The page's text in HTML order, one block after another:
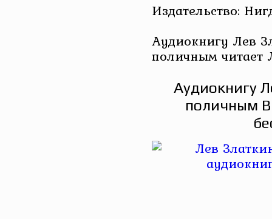
Издательство:
Аудиокнигу Лев
поличным читает
Аудиокнигу
поличным